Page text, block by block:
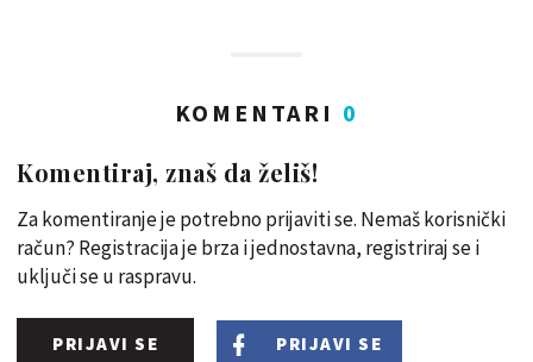
KOMENTARI 0
Komentiraj, znaš da želiš!
Za komentiranje je potrebno prijaviti se. Nemaš korisnički
račun? Registracija je brza i jednostavna, registriraj se i
uključi se u raspravu.
PRIJAVI SE PRIJAVI SE